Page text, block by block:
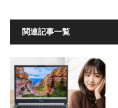
関連記事一覧